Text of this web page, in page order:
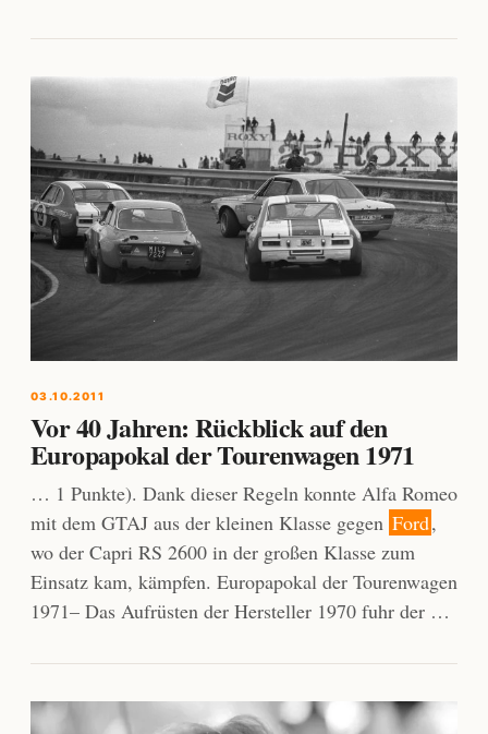
03.10.2011
Vor 40 Jahren: Rückblick auf den
Europapokal der Tourenwagen 1971
… 1 Punkte). Dank dieser Regeln konnte Alfa Romeo
mit dem GTAJ aus der kleinen Klasse gegen Ford,
wo der Capri RS 2600 in der großen Klasse zum
Einsatz kam, kämpfen. Europapokal der Tourenwagen
1971– Das Aufrüsten der Hersteller 1970 fuhr der …